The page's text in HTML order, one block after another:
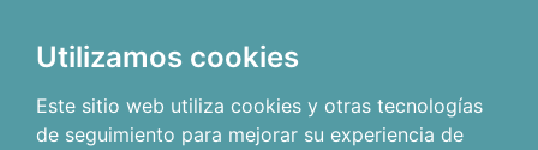
Utilizamos cookies
Este sitio web utiliza cookies y otras tecnologías
de seguimiento para mejorar su experiencia de